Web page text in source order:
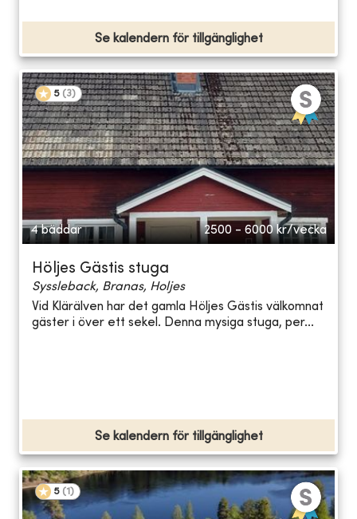
Se kalendern för tillgänglighet
5 (3)
4 bäddar 2500 - 6000 kr/vecka
Höljes Gästis stuga
Syssleback, Branas, Holjes
Vid Klärälven har det gamla Höljes Gästis välkomnat
gäster i över ett sekel. Denna mysiga stuga, per...
Se kalendern för tillgänglighet
5 (1 )